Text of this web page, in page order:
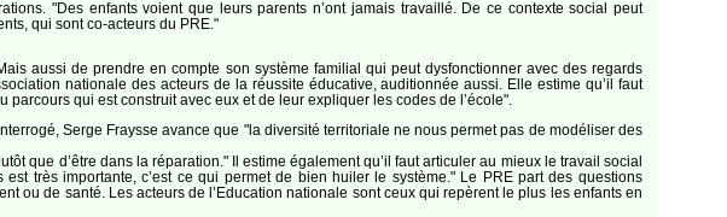
"Des enfants voient que leurs parents n’ont jamais travaillé. De ce contexte social peut
qui sont co-acteurs du PRE."
aussi de prendre en compte son système familial qui peut dysfonctionner avec des regards
nationale des acteurs de la réussite éducative, auditionnée aussi. Elle estime qu’il faut
qui est construit avec eux et de leur expliquer les codes de l’école".
Serge Fraysse avance que "la diversité territoriale ne nous permet pas de modéliser des
que d’être dans la réparation." Il estime également qu’il faut articuler au mieux le travail social
très importante, c’est ce qui permet de bien huiler le système." Le PRE part des questions
ou de santé. Les acteurs de l’Education nationale sont ceux qui repèrent le plus les enfants en